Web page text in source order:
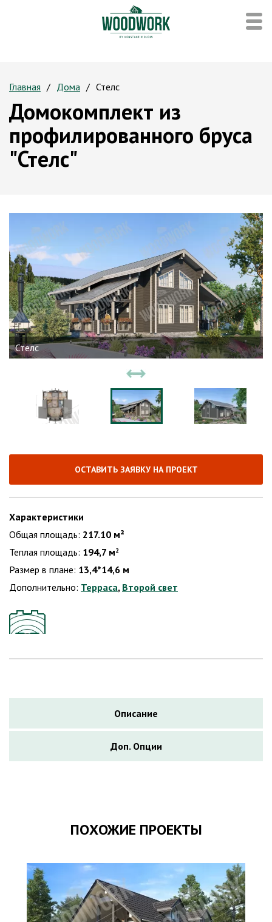
Главная Дома Стелс
Домокомплект из
профилированного бруса
"Стелс"
Стелс
ОСТАВИТЬ ЗАЯВКУ НА ПРОЕКТ
Характеристики
Общая площадь: 217.10 м²
Теплая площадь: 194,7 м2
Размер в плане: 13,4*14,6 м
Дополнительно: Терраса, Второй свет
Описание
Доп. Опции
ПОХОЖИЕ ПРОЕКТЫ